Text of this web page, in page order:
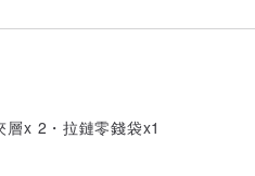
x 2・拉鏈零錢袋x1